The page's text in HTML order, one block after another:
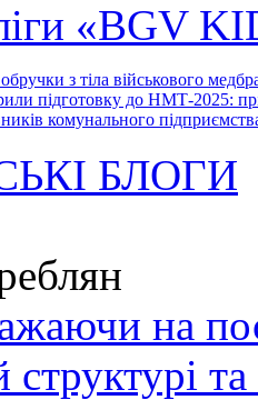
«BGV
з тіла військового
підготовку до НМТ-2025:
комунального
БЛОГИ
на
структурі